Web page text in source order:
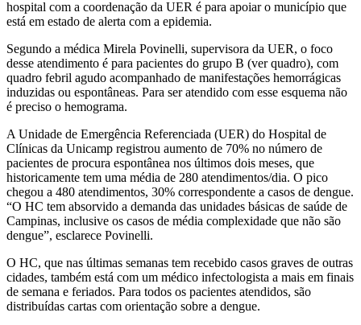
hospital com a coordenação da UER é para apoiar o município que
está em estado de alerta com a epidemia.
Segundo a médica Mirela Povinelli, supervisora da UER, o foco
desse atendimento é para pacientes do grupo B (ver quadro), com
quadro febril agudo acompanhado de manifestações hemorrágicas
induzidas ou espontâneas. Para ser atendido com esse esquema não
é preciso o hemograma.
A Unidade de Emergência Referenciada (UER) do Hospital de
Clínicas da Unicamp registrou aumento de 70% no número de
pacientes de procura espontânea nos últimos dois meses, que
historicamente tem uma média de 280 atendimentos/dia. O pico
chegou a 480 atendimentos, 30% correspondente a casos de dengue.
“O HC tem absorvido a demanda das unidades básicas de saúde de
Campinas, inclusive os casos de média complexidade que não são
dengue”, esclarece Povinelli.
O HC, que nas últimas semanas tem recebido casos graves de outras
cidades, também está com um médico infectologista a mais em finais
de semana e feriados. Para todos os pacientes atendidos, são
distribuídas cartas com orientação sobre a dengue.